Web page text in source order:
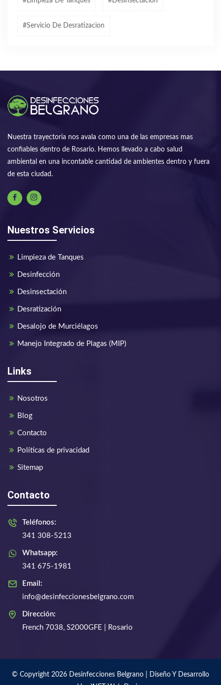
#servicio De Desratizacion
Nuestra trayectoria nos avala como una de las empresas mas
confiables dentro de Rosario. Hemos llevado a cabo salud
ambiental en una incontable cantidad de ambientes dentro y fuera
de esta ciudad.
Nuestros Servicios
Limpieza de Tanques
Desinfección
Desinsectación
Desratización
Desalojo de Murciélagos
Manejo Integrado de Plagas (MIP)
Links
Nosotros
Blog
Contacto
Políticas de privacidad
Sitemap
Contacto
Teléfonos:
341 308-5213
Whatsapp:
341 675-1981
Email:
info@desinfeccionesbelgrano.com
Dirección:
French 7038, S2000GFE | Rosario
© Copyright 2026 Desinfecciones Belgrano | Diseño Y Desarrollo